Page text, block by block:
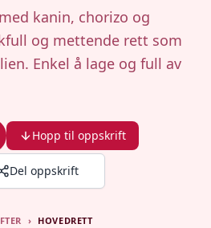
kanin, chorizo og
og mettende rett som
Enkel å lage og full av
Hopp til oppskrift
Del oppskrift
› HOVEDRETT